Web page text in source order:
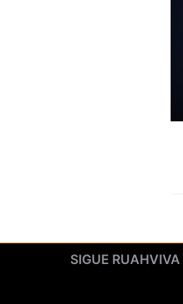
SIGUE RUAHVIVA